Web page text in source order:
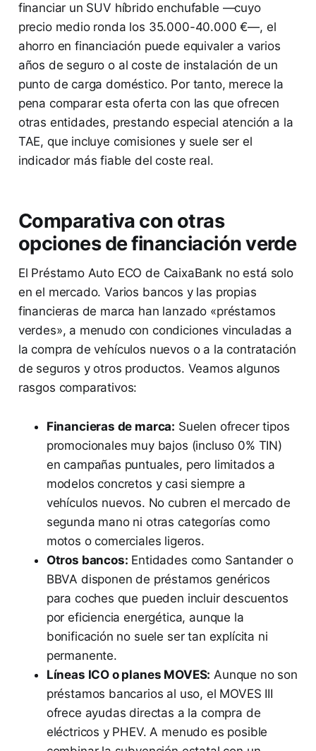
financiar un SUV híbrido enchufable —cuyo
precio medio ronda los 35.000-40.000 €—, el
ahorro en financiación puede equivaler a varios
años de seguro o al coste de instalación de un
punto de carga doméstico. Por tanto, merece la
pena comparar esta oferta con las que ofrecen
otras entidades, prestando especial atención a la
TAE, que incluye comisiones y suele ser el
indicador más fiable del coste real.
Comparativa con otras
opciones de financiación verde
El Préstamo Auto ECO de CaixaBank no está solo
en el mercado. Varios bancos y las propias
financieras de marca han lanzado «préstamos
verdes», a menudo con condiciones vinculadas a
la compra de vehículos nuevos o a la contratación
de seguros y otros productos. Veamos algunos
rasgos comparativos:
Financieras de marca: Suelen ofrecer tipos
promocionales muy bajos (incluso 0% TIN)
en campañas puntuales, pero limitados a
modelos concretos y casi siempre a
vehículos nuevos. No cubren el mercado de
segunda mano ni otras categorías como
motos o comerciales ligeros.
Otros bancos: Entidades como Santander o
BBVA disponen de préstamos genéricos
para coches que pueden incluir descuentos
por eficiencia energética, aunque la
bonificación no suele ser tan explícita ni
permanente.
Líneas ICO o planes MOVES: Aunque no son
préstamos bancarios al uso, el MOVES III
ofrece ayudas directas a la compra de
eléctricos y PHEV. A menudo es posible